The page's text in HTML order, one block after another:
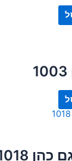
1018